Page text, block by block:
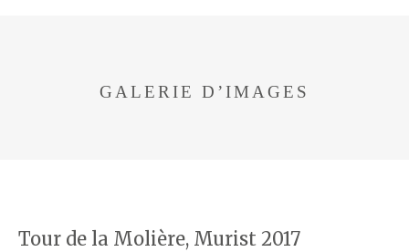
GALERIE D’IMAGES
Tour de la Molière, Murist 2017